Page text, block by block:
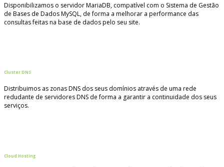
Disponibilizamos o servidor MariaDB, compatível com o Sistema de Gestão
de Bases de Dados MySQL, de forma a melhorar a performance das
consultas feitas na base de dados pelo seu site.
Cluster DNS
Distribuimos as zonas DNS dos seus domínios através de uma rede
redudante de servidores DNS de forma a garantir a continuidade dos seus
serviços.
Cloud Hosting